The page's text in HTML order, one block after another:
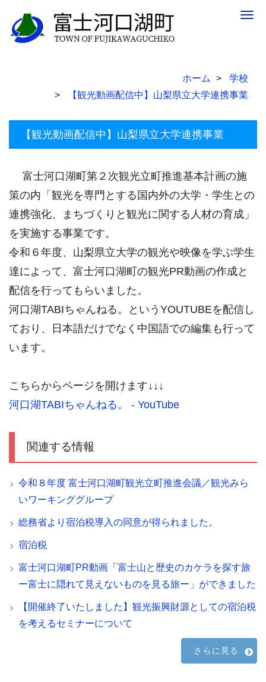
ホーム
学校
【観光動画配信中】山梨県立大学連携事業
【観光動画配信中】山梨県立大学連携事業
富士河口湖町第２次観光立町推進基本計画の施
策の内「観光を専門とする国内外の大学・学生との
連携強化、まちづくりと観光に関する人材の育成」
を実施する事業です。
令和６年度、山梨県立大学の観光や映像を学ぶ学生
達によって、富士河口湖町の観光PR動画の作成と
配信を行ってもらいました。
河口湖TABIちゃんねる。というYOUTUBEを配信し
ており、日本語だけでなく中国語での編集も行って
います。
こちらからページを開けます↓↓↓
河口湖TABIちゃんねる。 - YouTube
関連する情報
令和８年度 富士河口湖町観光立町推進会議／観光みら
いワーキンググループ
総務省より宿泊税導入の同意が得られました。
宿泊税
富士河口湖町PR動画「富士山と歴史のカケラを探す旅
ー富士に隠れて見えないものを見る旅ー」ができました
【開催終了いたしました】観光振興財源としての宿泊税
を考えるセミナーについて
さらに見る